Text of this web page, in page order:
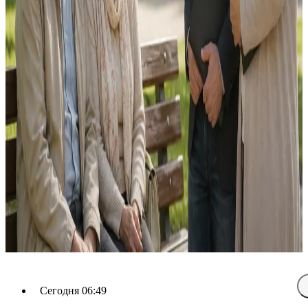
Сегодня 06:49